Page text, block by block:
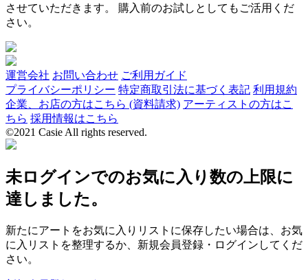
させていただきます。 購入前のお試しとしてもご活用くだ
さい。
運営会社 お問い合わせ ご利用ガイド
プライバシーポリシー 特定商取引法に基づく表記 利用規約
企業、お店の方はこちら (資料請求) アーティストの方はこ
ちら 採用情報はこちら
©2021 Casie All rights reserved.
未ログインでのお気に入り数の上限に
達しました。
新たにアートをお気に入りリストに保存したい場合は、お気
に入リストを整理するか、新規会員登録・ログインしてくだ
さい。